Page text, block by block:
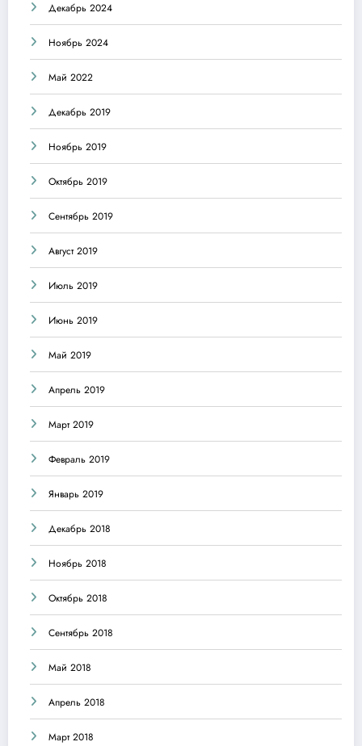
Декабрь 2024
Ноябрь 2024
Май 2022
Декабрь 2019
Ноябрь 2019
Октябрь 2019
Сентябрь 2019
Август 2019
Июль 2019
Июнь 2019
Май 2019
Апрель 2019
Март 2019
Февраль 2019
Январь 2019
Декабрь 2018
Ноябрь 2018
Октябрь 2018
Сентябрь 2018
Май 2018
Апрель 2018
Март 2018